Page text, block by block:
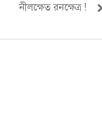
Next
নীলক্ষেত রনক্ষেত্র !